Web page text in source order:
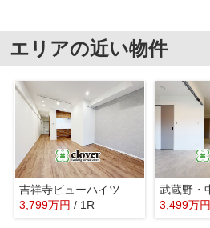
エリアの近い物件
吉祥寺ビューハイツ
3,799万円 / 1R
3,499万円